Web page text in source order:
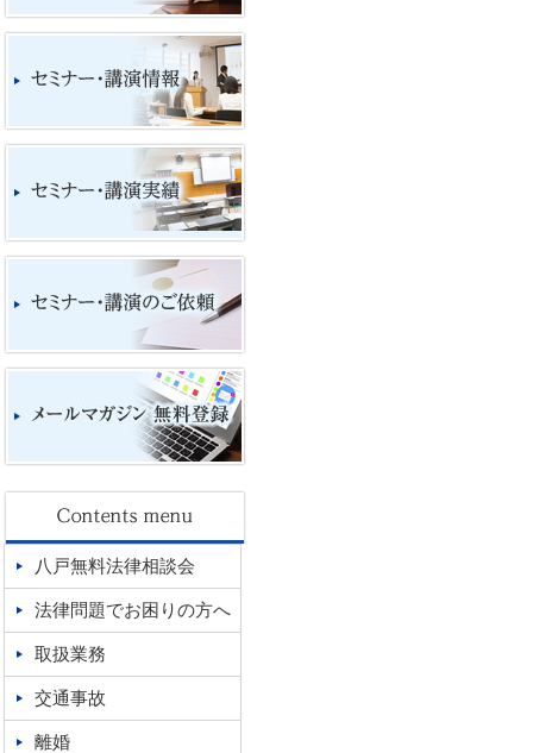
八戸無料法律相談会
法律問題でお困りの方へ
取扱業務
交通事故
離婚